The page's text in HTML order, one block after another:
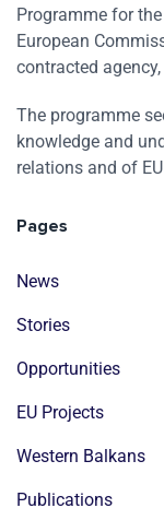
Programme for
European
contracted agency,
The programme
knowledge and
relations and of
Pages
News
Stories
Opportunities
EU Projects
Western Balkans
Publications